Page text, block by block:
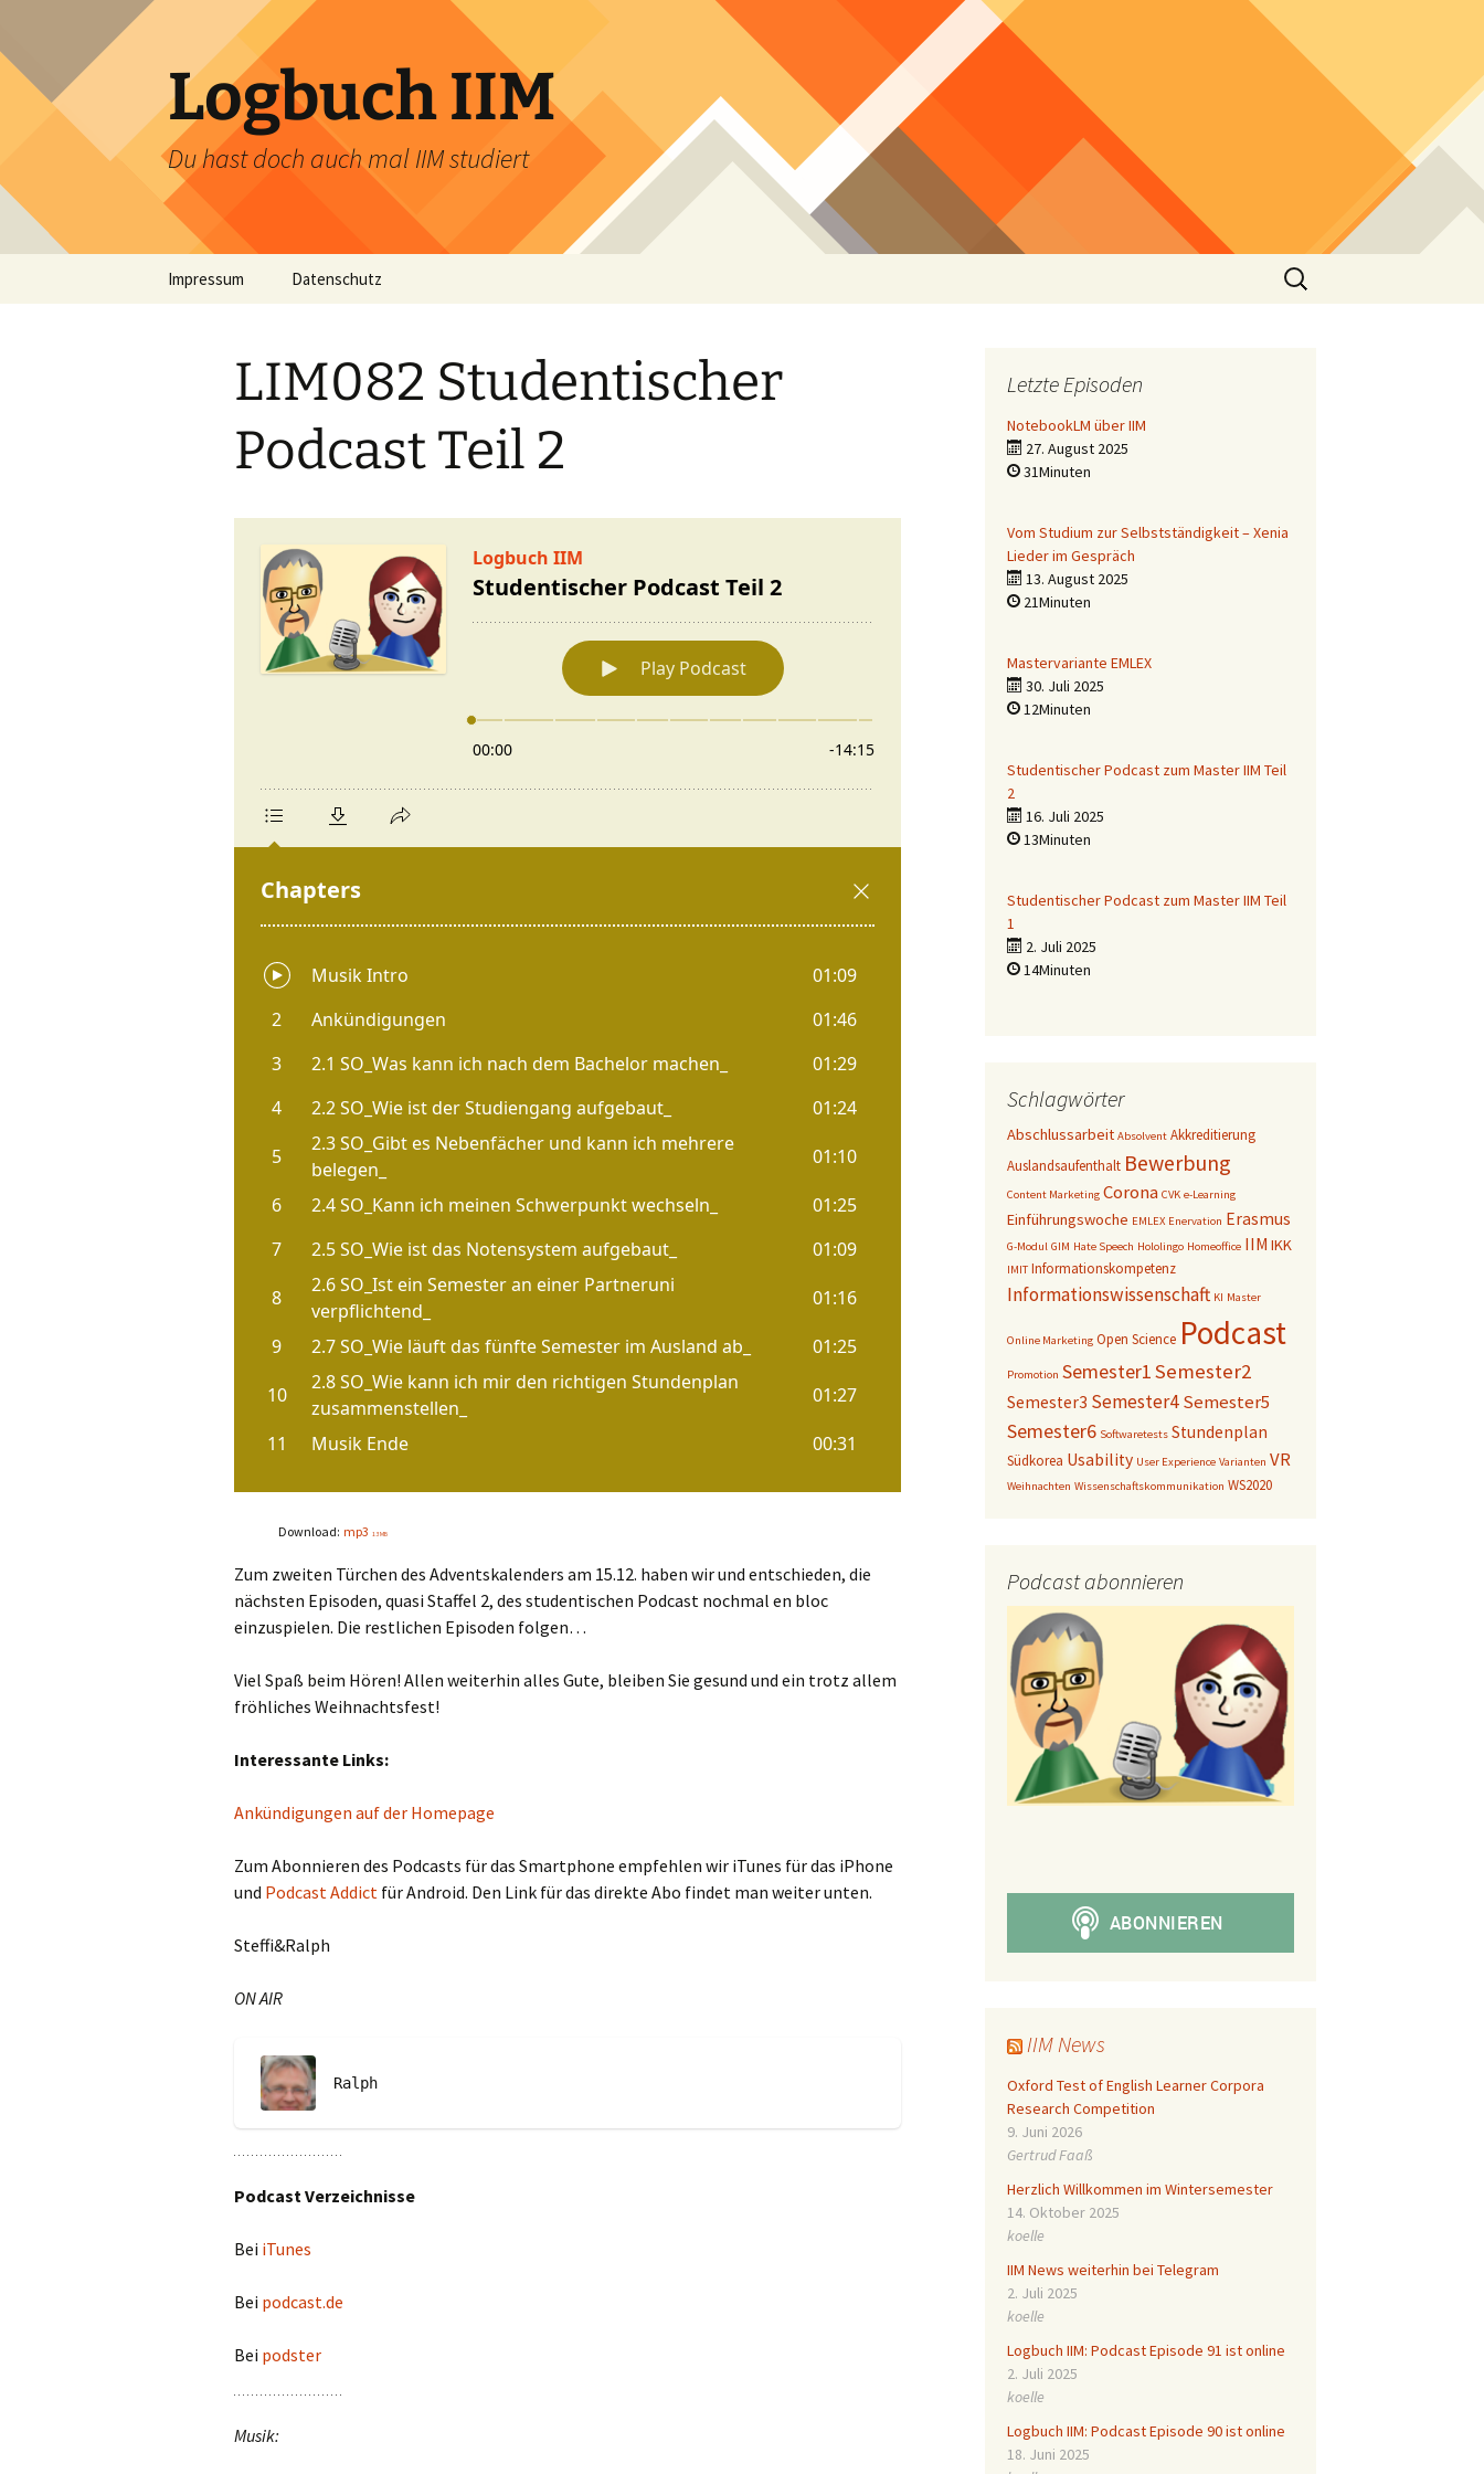
springen
Logbuch IIM
Du hast doch auch mal IIM studiert
Impressum Datenschutz
Suchen
nach:
LIM082 Studentischer
Podcast Teil 2
Download: mp3 13 MB
Zum zweiten Türchen des Adventskalenders am 15.12. haben wir und entschieden, die
nächsten Episoden, quasi Staffel 2, des studentischen Podcast nochmal en bloc
einzuspielen. Die restlichen Episoden folgen…
Viel Spaß beim Hören! Allen weiterhin alles Gute, bleiben Sie gesund und ein trotz allem
fröhliches Weihnachtsfest!
Interessante Links:
Ankündigungen auf der Homepage
Zum Abonnieren des Podcasts für das Smartphone empfehlen wir iTunes für das iPhone
und Podcast Addict für Android. Den Link für das direkte Abo findet man weiter unten.
Steffi&Ralph
ON AIR
Ralph
Podcast Verzeichnisse
Bei iTunes
Bei podcast.de
Bei podster
Musik:
Letzte Episoden
NotebookLM über IIM
27. August 2025
31Minuten
Vom Studium zur Selbstständigkeit – Xenia
Lieder im Gespräch
13. August 2025
21Minuten
Mastervariante EMLEX
30. Juli 2025
12Minuten
Studentischer Podcast zum Master IIM Teil
2
16. Juli 2025
13Minuten
Studentischer Podcast zum Master IIM Teil
1
2. Juli 2025
14Minuten
Schlagwörter
Abschlussarbeit Absolvent Akkreditierung
Auslandsaufenthalt Bewerbung
Content Marketing Corona CVK e-Learning
Einführungswoche EMLEX Enervation Erasmus
G-Modul GIM Hate Speech Hololingo Homeoffice IIM IKK
IMIT Informationskompetenz
Informationswissenschaft KI Master
Online Marketing Open Science Podcast
Promotion Semester1Semester2
Semester3 Semester4Semester5
Semester6 Softwaretests Stundenplan
Südkorea Usability User Experience Varianten VR
Weihnachten Wissenschaftskommunikation WS2020
Podcast abonnieren
IIM News
Oxford Test of English Learner Corpora
Research Competition
9. Juni 2026
Gertrud Faaß
Herzlich Willkommen im Wintersemester
14. Oktober 2025
koelle
IIM News weiterhin bei Telegram
2. Juli 2025
koelle
Logbuch IIM: Podcast Episode 91 ist online
2. Juli 2025
koelle
Logbuch IIM: Podcast Episode 90 ist online
18. Juni 2025